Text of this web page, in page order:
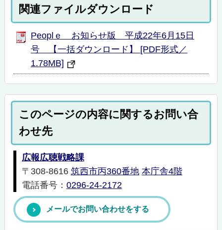
関連ファイルダウンロード
Peoplｅ お知らせ版 平成22年6月15日
号 【一括ダウンロード】 [PDF形式／
1.78MB]
このページの内容に関するお問い合
わせ先
広報広聴戦略課
〒308-8616 筑西市丙360番地 本庁舎4階
電話番号： 0296-24-2172
メールでお問い合わせをする